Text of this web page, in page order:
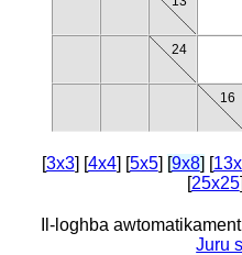
24
16
[3x3] [4x4] [5x5] [9x8] [
[25x25
Il-loghba
Juru